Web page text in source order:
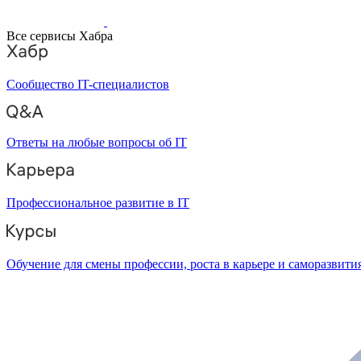
Все сервисы Хабра
Сообщество IT-специалистов
Ответы на любые вопросы об IT
Профессиональное развитие в IT
Обучение для смены профессии, роста в карьере и